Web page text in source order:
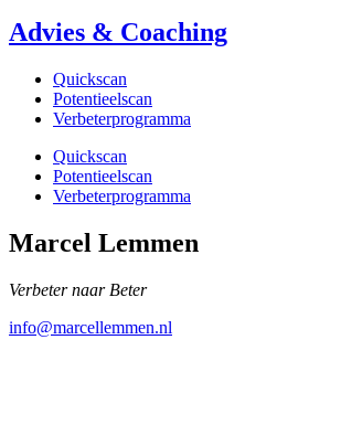
Advies & Coaching
Quickscan
Potentieelscan
Verbeterprogramma
Quickscan
Potentieelscan
Verbeterprogramma
Marcel Lemmen
Verbeter naar Beter
info@marcellemmen.nl